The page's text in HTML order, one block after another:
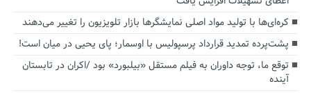
کره‌ای‌ها با تولید مواد اصلی نمایشگرها بازار تلویزیون را تغییر می‌دهند
پشت‌پرده تمدید قرارداد پرسپولیس با اوسمار؛ پای یحیی در میان است!
توقع ما، توجه داوران به فیلم مستقل «بیلبورد» بود /اکران در تابستان
آینده